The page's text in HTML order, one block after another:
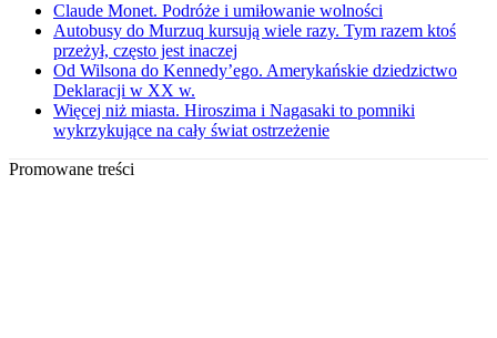
Claude Monet. Podróże i umiłowanie wolności
Autobusy do Murzuq kursują wiele razy. Tym razem ktoś
przeżył, często jest inaczej
Od Wilsona do Kennedy’ego. Amerykańskie dziedzictwo
Deklaracji w XX w.
Więcej niż miasta. Hiroszima i Nagasaki to pomniki
wykrzykujące na cały świat ostrzeżenie
Promowane treści